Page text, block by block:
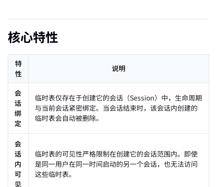
核心特性
特
性
说明
会
话
绑
定
临时表仅存在于创建它的会话（Session）中，生命周期
与当前会话紧密绑定。当会话结束时，该会话内创建的
临时表会自动被删除。
会
话
内
可
见
临时表的可见性严格限制在创建它的会话范围内。即使
是同一用户在同一时间启动的另一个会话，也无法访问
这些临时表。